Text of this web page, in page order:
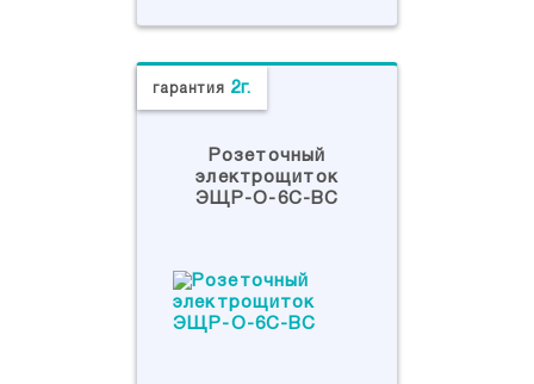
гарантия 2г.
Розеточный
электрощиток
ЭЩР-О-6C-ВС